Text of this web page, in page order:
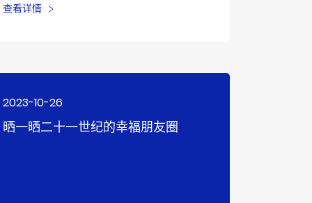
查看详情
2023-10-26
晒一晒二十一世纪的幸福朋友圈